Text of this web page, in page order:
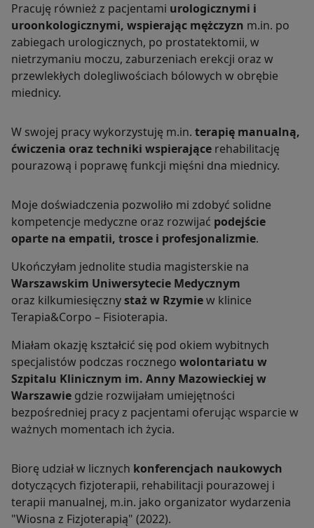
Pracuję również z pacjentami urologicznymi i
uroonkologicznymi, wspierając mężczyzn m.in. po
zabiegach urologicznych, po prostatektomii, w
nietrzymaniu moczu, zaburzeniach erekcji oraz w
przewlekłych dolegliwościach bólowych w obrębie
miednicy.
W swojej pracy wykorzystuję m.in. terapię manualną,
ćwiczenia oraz techniki wspierające rehabilitację
pourazową i poprawę funkcji mięśni dna miednicy.
Moje doświadczenia pozwoliło mi zdobyć solidne
kompetencje medyczne oraz rozwijać podejście
oparte na empatii, trosce i profesjonalizmie.
Ukończyłam jednolite studia magisterskie na
Warszawskim Uniwersytecie Medycznym
oraz kilkumiesięcznystaż w Rzymiew klinice
Terapia&Corpo – Fisioterapia.
Miałam okazję kształcić się pod okiem wybitnych
specjalistów podczas rocznego wolontariatu w
Szpitalu Klinicznym im. Anny Mazowieckiej w
Warszawie gdzie rozwijałam umiejętności
bezpośredniej pracy z pacjentami oferując wsparcie w
ważnych momentach ich życia.
Biorę udział w licznych konferencjach naukowych
dotyczących fizjoterapii, rehabilitacji pourazowej i
terapii manualnej, m.in. jako organizator wydarzenia
"Wiosna z Fizjoterapią" (2022).